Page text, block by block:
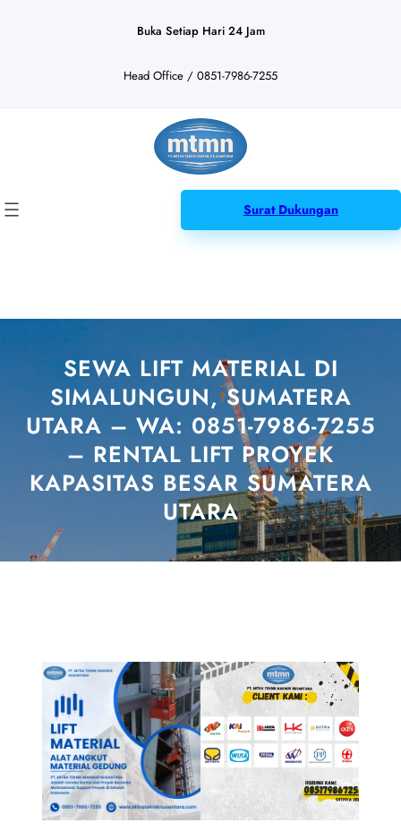
Buka Setiap Hari 24 Jam
Head Office / 0851-7986-7255
Surat Dukungan
SEWA LIFT MATERIAL DI
SIMALUNGUN, SUMATERA
UTARA – WA: 0851-7986-7255
– RENTAL LIFT PROYEK
KAPASITAS BESAR SUMATERA
UTARA